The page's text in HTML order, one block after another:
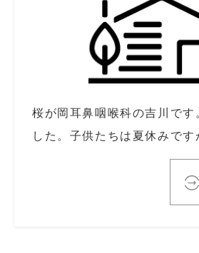
桜が岡耳鼻咽喉科の吉川です
した。子供たちは夏休みで